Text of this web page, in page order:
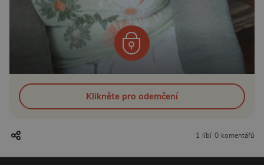
Klikněte pro odemčení
1 líbí 0 komentářů